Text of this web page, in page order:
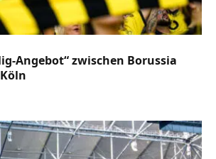
Angebot“ zwischen Borussia